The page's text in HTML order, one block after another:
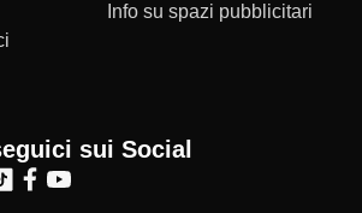
Info su spazi pubblicitari
sui Social